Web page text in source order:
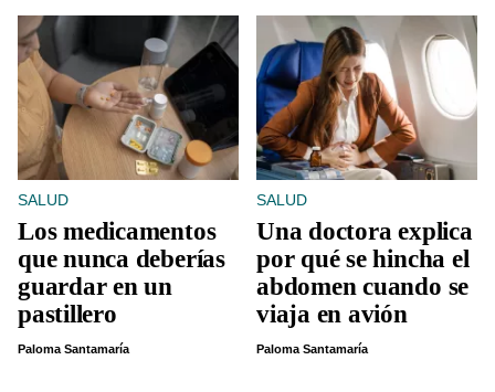
SALUD
Los medicamentos
que nunca deberías
guardar en un
pastillero
Paloma Santamaría
SALUD
Una doctora explica
por qué se hincha el
abdomen cuando se
viaja en avión
Paloma Santamaría